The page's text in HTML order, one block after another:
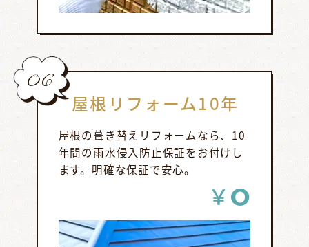
06
屋根リフォーム10年
屋根の葺き替えリフォームなら、10
年間の雨水侵入防止保証をお付けし
ます。明確な保証で安心。
￥0